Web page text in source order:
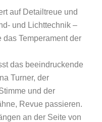
auf Detailtreue und
und Lichttechnik –
Temperament der
das beeindruckende
Turner, der
und der
Revue passieren.
an der Seite von